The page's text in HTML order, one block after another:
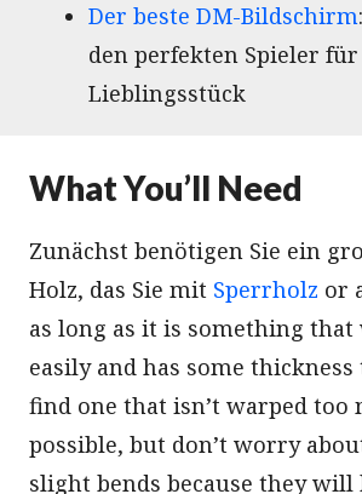
Der beste DM-Bildschirm
den perfekten Spieler
Lieblingsstück
What You’ll Need
Zunächst benötigen Sie ein
Holz, das Sie mit Sperrholz or
as long as it is something that
easily and has some
find one that isn’t warped too
possible, but don’t worry
slight bends because they will